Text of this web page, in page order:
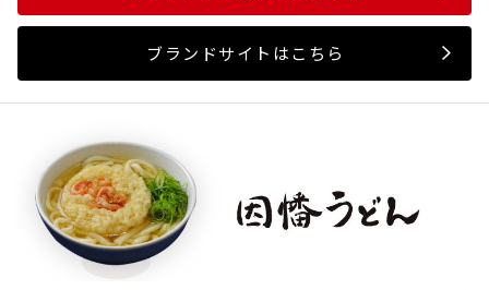
ブランドサイトはこちら